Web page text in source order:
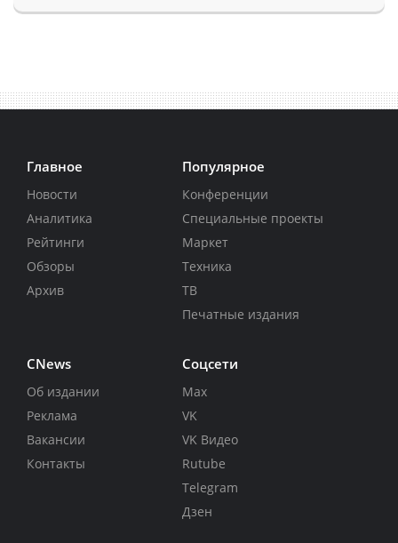
Главное
Новости
Аналитика
Рейтинги
Обзоры
Архив
Популярное
Конференции
Специальные проекты
Маркет
Техника
ТВ
Печатные издания
CNews
Об издании
Реклама
Вакансии
Контакты
Соцсети
Max
VK
VK Видео
Rutube
Telegram
Дзен